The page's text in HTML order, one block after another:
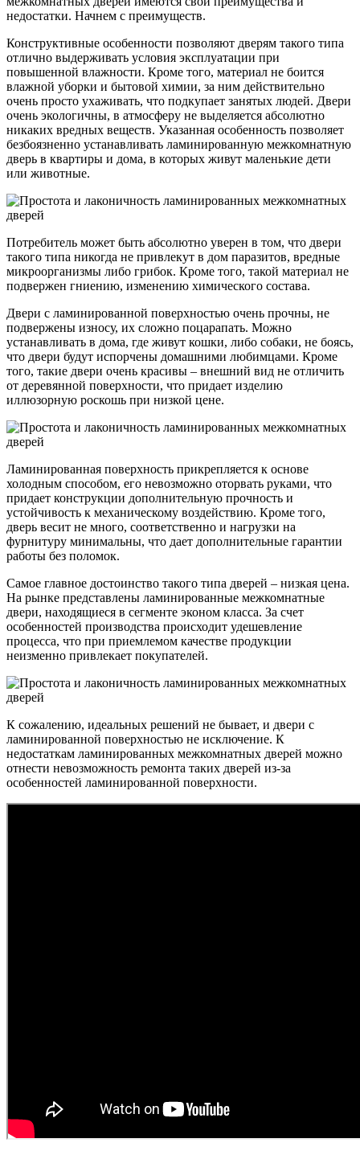
недостатки. Начнем с преимуществ.
Конструктивные особенности позволяют дверям такого типа
отлично выдерживать условия эксплуатации при
повышенной влажности. Кроме того, материал не боится
влажной уборки и бытовой химии, за ним действительно
очень просто ухаживать, что подкупает занятых людей. Двери
очень экологичны, в атмосферу не выделяется абсолютно
никаких вредных веществ. Указанная особенность позволяет
безбоязненно устанавливать ламинированную межкомнатную
дверь в квартиры и дома, в которых живут маленькие дети
или животные.
Потребитель может быть абсолютно уверен в том, что двери
такого типа никогда не привлекут в дом паразитов, вредные
микроорганизмы либо грибок. Кроме того, такой материал не
подвержен гниению, изменению химического состава.
Двери с ламинированной поверхностью очень прочны, не
подвержены износу, их сложно поцарапать. Можно
устанавливать в дома, где живут кошки, либо собаки, не боясь,
что двери будут испорчены домашними любимцами. Кроме
того, такие двери очень красивы – внешний вид не отличить
от деревянной поверхности, что придает изделию
иллюзорную роскошь при низкой цене.
Ламинированная поверхность прикрепляется к основе
холодным способом, его невозможно оторвать руками, что
придает конструкции дополнительную прочность и
устойчивость к механическому воздействию. Кроме того,
дверь весит не много, соответственно и нагрузки на
фурнитуру минимальны, что дает дополнительные гарантии
работы без поломок.
Самое главное достоинство такого типа дверей – низкая цена.
На рынке представлены ламинированные межкомнатные
двери, находящиеся в сегменте эконом класса. За счет
особенностей производства происходит удешевление
процесса, что при приемлемом качестве продукции
неизменно привлекает покупателей.
К сожалению, идеальных решений не бывает, и двери с
ламинированной поверхностью не исключение. К
недостаткам ламинированных межкомнатных дверей можно
отнести невозможность ремонта таких дверей из-за
особенностей ламинированной поверхности.